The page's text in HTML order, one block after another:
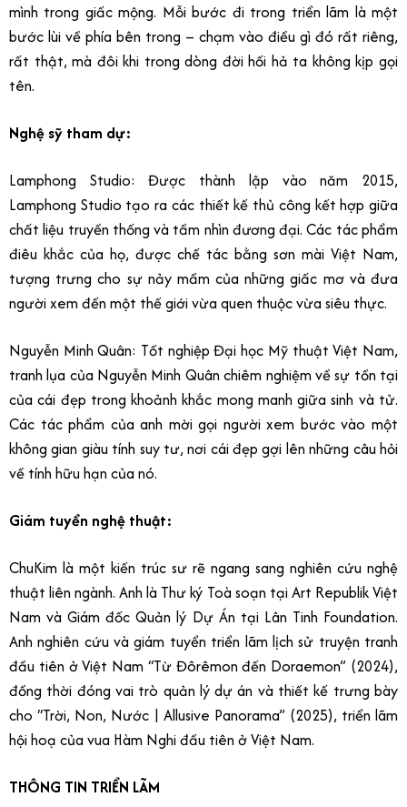
mình trong giấc mộng. Mỗi bước đi trong triển lãm là một
bước lùi về phía bên trong – chạm vào điều gì đó rất riêng,
rất thật, mà đôi khi trong dòng đời hối hả ta không kịp gọi
tên.
Nghệ sỹ tham dự:
Lamphong Studio: Được thành lập vào năm 2015,
Lamphong Studio tạo ra các thiết kế thủ công kết hợp giữa
chất liệu truyền thống và tầm nhìn đương đại. Các tác phẩm
điêu khắc của họ, được chế tác bằng sơn mài Việt Nam,
tượng trưng cho sự nảy mầm của những giấc mơ và đưa
người xem đến một thế giới vừa quen thuộc vừa siêu thực.
Nguyễn Minh Quân: Tốt nghiệp Đại học Mỹ thuật Việt Nam,
tranh lụa của Nguyễn Minh Quân chiêm nghiệm về sự tồn tại
của cái đẹp trong khoảnh khắc mong manh giữa sinh và tử.
Các tác phẩm của anh mời gọi người xem bước vào một
không gian giàu tính suy tư, nơi cái đẹp gợi lên những câu hỏi
về tính hữu hạn của nó.
Giám tuyển nghệ thuật:
ChuKim là một kiến trúc sư rẽ ngang sang nghiên cứu nghệ
thuật liên ngành. Anh là Thư ký Toà soạn tại Art Republik Việt
Nam và Giám đốc Quản lý Dự Án tại Lân Tinh Foundation.
Anh nghiên cứu và giám tuyển triển lãm lịch sử truyện tranh
đầu tiên ở Việt Nam “Từ Đôrêmon đến Doraemon” (2024),
đồng thời đóng vai trò quản lý dự án và thiết kế trưng bày
cho “Trời, Non, Nước | Allusive Panorama” (2025), triển lãm
hội hoạ của vua Hàm Nghi đầu tiên ở Việt Nam.
THÔNG TIN TRIỂN LÃM